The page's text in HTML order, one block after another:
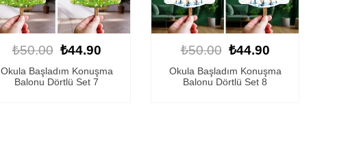
₺50.00 ₺44.90
Okula Başladım Konuşma
Balonu Dörtlü Set 7
₺50.00 ₺44.90
Okula Başladım Konuşma
Balonu Dörtlü Set 8